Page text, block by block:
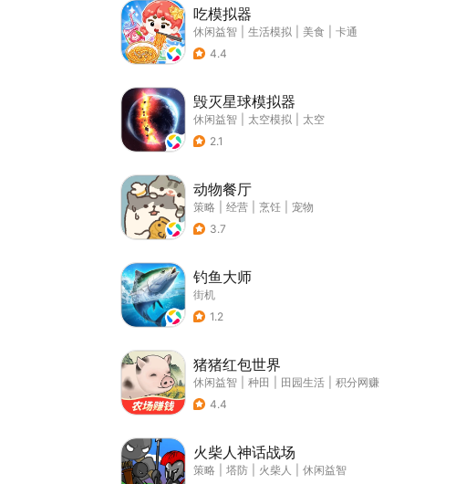
吃模拟器
休闲益智 生活模拟 美食
卡通
4.4
毁灭星球模拟器
休闲益智 太空模拟
太空
2.1
动物餐厅
策略 经营 烹饪
宠物
3.7
钓鱼大师
街机
1.2
猪猪红包世界
休闲益智 种田 田园生活
积分网赚
4.4
火柴人神话战场
策略 塔防 火柴人
休闲益智